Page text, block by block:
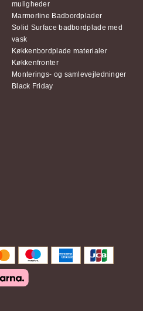
muligheder
Marmorline Badbordplader
Solid Surface badbordplade med
vask
Køkkenbordplade materialer
Køkkenfronter
Monterings- og samlevejledninger
Black Friday